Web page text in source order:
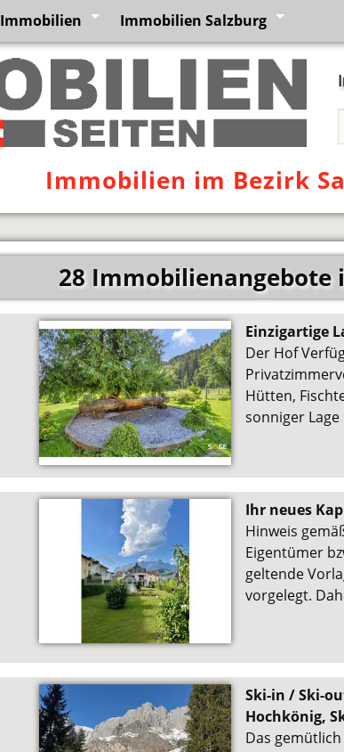
Immobilien Immobilien Salzburg
Immobilien im Bezirk
28 Immobilienangebote
Einzigartige
Der Hof
Hütten,
sonniger
Ihr neues
Hinweis
Eigentümer
geltende
vorgelegt.
Ski-in / Ski-
Hochkönig,
Das